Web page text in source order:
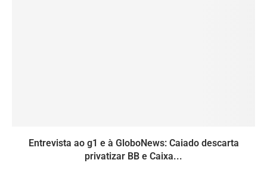
Entrevista ao g1 e à GloboNews: Caiado descarta
privatizar BB e Caixa...